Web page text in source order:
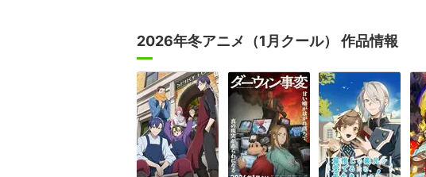
2026年冬アニメ（1月クール） 作品情報